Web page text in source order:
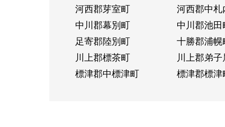
河西郡芽室町
河西郡中札
中川郡幕別町
中川郡池田
足寄郡陸別町
十勝郡浦幌
川上郡標茶町
川上郡弟
標津郡中標津町
標津郡標津